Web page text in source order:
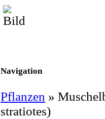
Navigation
Pflanzen »
stratiotes)